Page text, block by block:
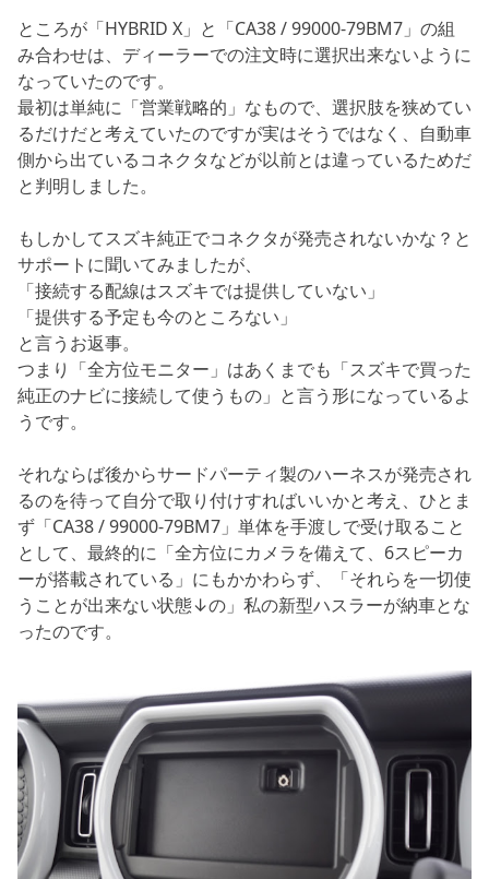
ところが「HYBRID X」と「CA38 / 99000-79BM7」の組
み合わせは、ディーラーでの注文時に選択出来ないように
なっていたのです。
最初は単純に「営業戦略的」なもので、選択肢を狭めてい
るだけだと考えていたのですが実はそうではなく、自動車
側から出ているコネクタなどが以前とは違っているためだ
と判明しました。
もしかしてスズキ純正でコネクタが発売されないかな？と
サポートに聞いてみましたが、
「接続する配線はスズキでは提供していない」
「提供する予定も今のところない」
と言うお返事。
つまり「全方位モニター」はあくまでも「スズキで買った
純正のナビに接続して使うもの」と言う形になっているよ
うです。
それならば後からサードパーティ製のハーネスが発売され
るのを待って自分で取り付けすればいいかと考え、ひとま
ず「CA38 / 99000-79BM7」単体を手渡しで受け取ること
として、最終的に「全方位にカメラを備えて、6スピーカ
ーが搭載されている」にもかかわらず、「それらを一切使
うことが出来ない状態↓の」私の新型ハスラーが納車とな
ったのです。